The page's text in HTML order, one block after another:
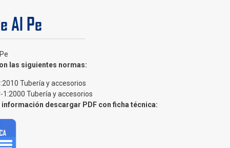
Al Pe
las siguientes normas:
Tubería y accesorios
1:2000 Tubería y accesorios
información descargar PDF con ficha técnica: